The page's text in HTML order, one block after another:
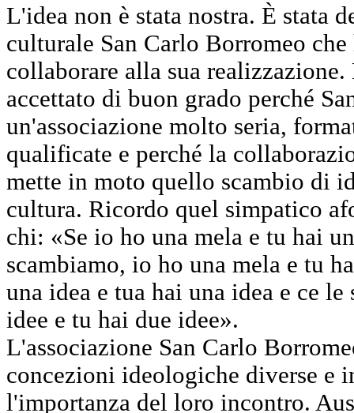
L'idea non è stata nostra. È stata
culturale San Carlo Borromeo
collaborare alla sua
accettato di buon grado perché
un'associazione molto seria,
qualificate e perché la
mette in moto quello scambio di
cultura. Ricordo quel simpatico
chi: «Se io ho una mela e tu hai
scambiamo, io ho una mela e tu
una idea e tua hai una idea e ce
idee e tu hai due idee».
L'associazione San Carlo
concezioni ideologiche diverse e
l'importanza del loro incontro.